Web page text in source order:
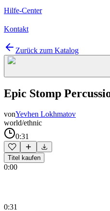
Hilfe-Center
Kontakt
Zurück zum Katalog
Epic Stomp
vonYevhen Lokhmatov
world/ethnic
0:31
Titel kaufen
0:00
0:31